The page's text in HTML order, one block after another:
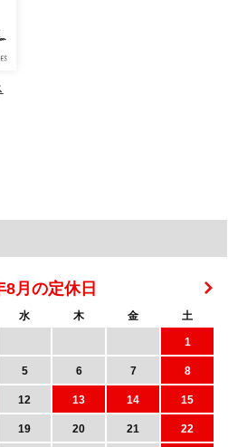
8月の定休日
水 木 金
土
1
5 6 7
8
12 13 14
15
19 20 21
22